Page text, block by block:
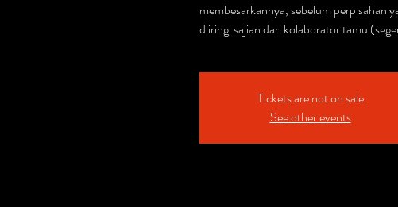
membesarkannya, sebelum perpisahan
diiringi sajian dari kolaborator tamu
Tickets are not on sale
See other events